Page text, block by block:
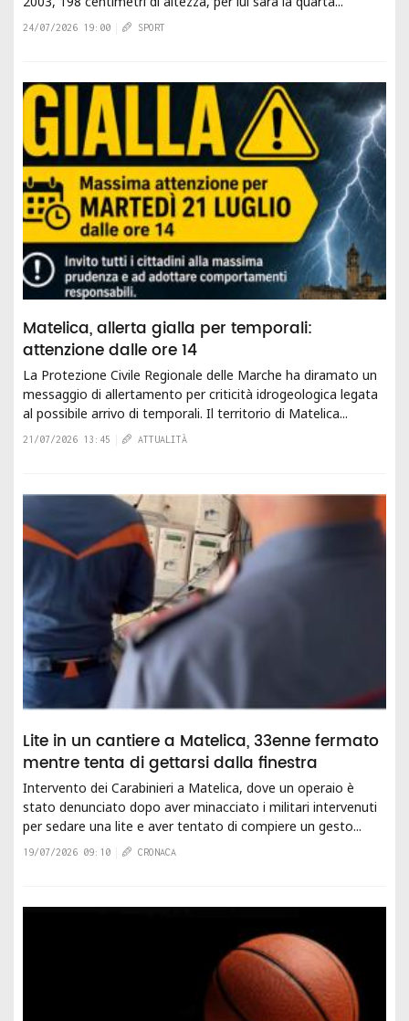
24/07/2026 19:00 SPORT
Matelica, allerta gialla per temporali:
attenzione dalle ore 14
La Protezione Civile Regionale delle Marche ha diramato un
messaggio di allertamento per criticità idrogeologica legata
al possibile arrivo di temporali. Il territorio di Matelica...
21/07/2026 13:45 ATTUALITÀ
Lite in un cantiere a Matelica, 33enne fermato
mentre tenta di gettarsi dalla finestra
Intervento dei Carabinieri a Matelica, dove un operaio è
stato denunciato dopo aver minacciato i militari intervenuti
per sedare una lite e aver tentato di compiere un gesto...
19/07/2026 09:10 CRONACA